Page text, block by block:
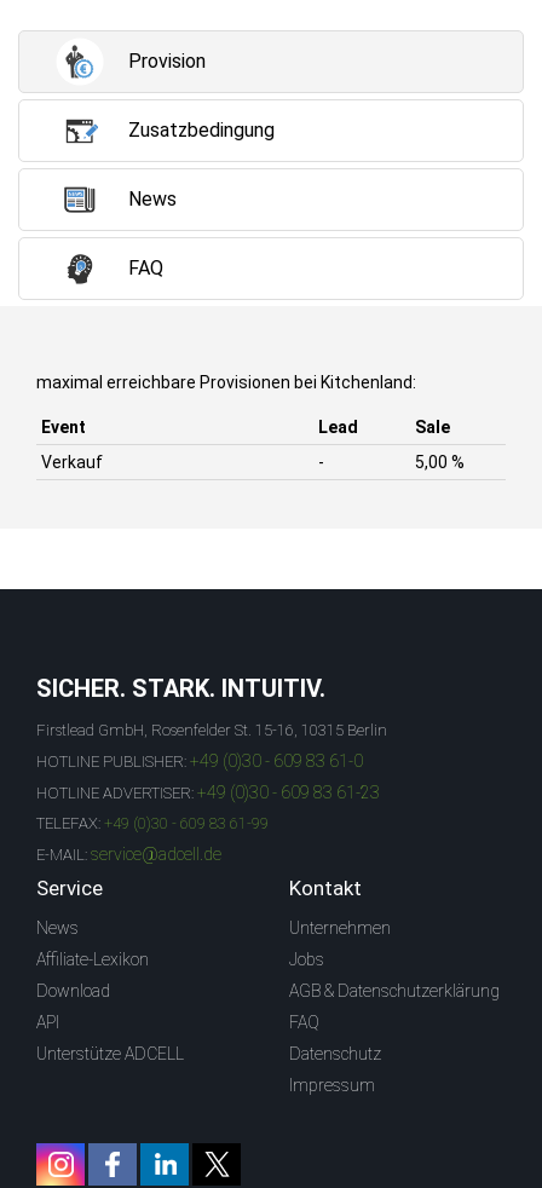
Provision
Zusatzbedingung
News
FAQ
maximal erreichbare Provisionen bei Kitchenland:
Event Lead
Sale
Verkauf
- 5,00 %
SICHER. STARK. INTUITIV.
Firstlead GmbH, Rosenfelder St. 15-16, 10315 Berlin
HOTLINE PUBLISHER: +49 (0)30 - 609 83 61-0
HOTLINE ADVERTISER: +49 (0)30 - 609 83 61-23
TELEFAX: +49 (0)30 - 609 83 61-99
E-MAIL: service@adcell.de
Service
News
Affiliate-Lexikon
Download
API
Unterstütze ADCELL
Kontakt
Unternehmen
Jobs
AGB & Datenschutzerklärung
FAQ
Datenschutz
Impressum